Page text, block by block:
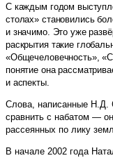
С каждым годом
столах» становились
и значимо. Это уже
раскрытия такие
«Общечеловечность»,
понятие она
и аспекты.
Слова, написанные Н.Д.
сравнить с набатом —
рассеянных по лику
В начале 2002 года